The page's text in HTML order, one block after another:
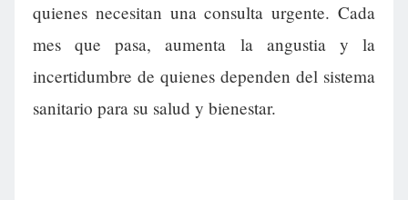
quienes necesitan una consulta urgente. Cada
mes que pasa, aumenta la angustia y la
incertidumbre de quienes dependen del sistema
sanitario para su salud y bienestar.